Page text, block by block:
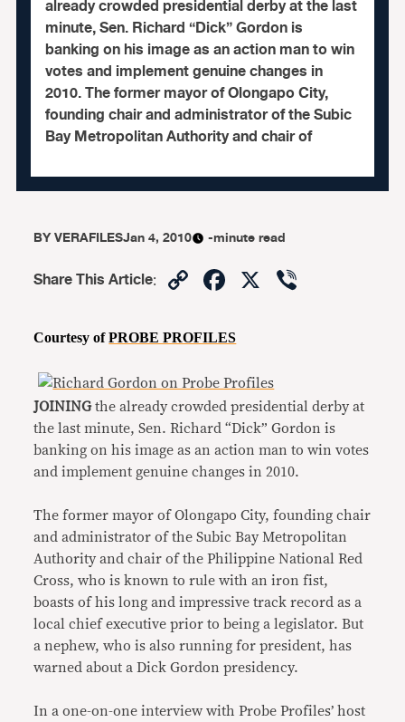
already crowded presidential derby at the last
minute, Sen. Richard “Dick” Gordon is
banking on his image as an action man to win
votes and implement genuine changes in
2010. The former mayor of Olongapo City,
founding chair and administrator of the Subic
Bay Metropolitan Authority and chair of
BYVERAFILESJan 4, 2010 -minute read
Share This Article: CopyFacebook
X
Courtesy ofPROBE PROFILES
JOININGthe already crowded presidential derby at
the last minute, Sen. Richard “Dick” Gordon is
banking on his image as an action man to win votes
and implement genuine changes in 2010.
The former mayor of Olongapo City, founding chair
and administrator of the Subic Bay Metropolitan
Authority and chair of the Philippine National Red
Cross, who is known to rule with an iron fist,
boasts of his long and impressive track record as a
local chief executive prior to being a legislator. But
a nephew, who is also running for president, has
warned about a Dick Gordon presidency.
In a one-on-one interview with Probe Profiles’ host